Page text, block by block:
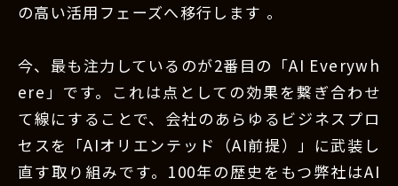
の高い活用フェーズへ移行します 。
今、最も注力しているのが2番目の「AI Everywh
ere」です。これは点としての効果を繋ぎ合わせ
て線にすることで、会社のあらゆるビジネスプロ
セスを「AIオリエンテッド（AI前提）」に武装し
直す取り組みです。100年の歴史をもつ弊社はAI